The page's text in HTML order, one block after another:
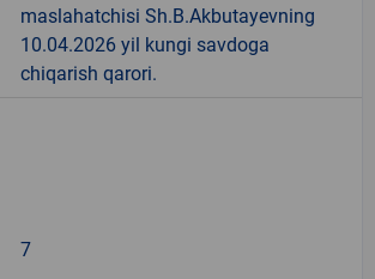
maslahatchisi Sh.B.Akbutayevning
10.04.2026 yil kungi savdoga
chiqarish qarori.
7